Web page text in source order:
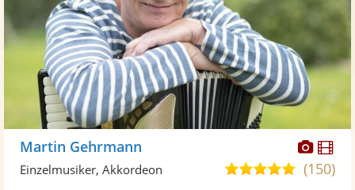
Martin Gehrmann
5,0(150)
Einzelmusiker, Akkordeon